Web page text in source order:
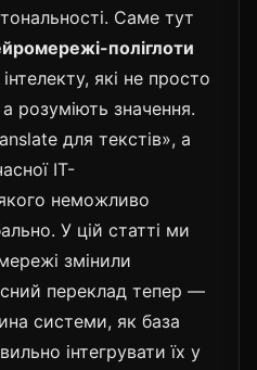
Саме тут
поліглоти
які не просто
розуміють значення.
для текстів», а
IT-
неможливо
У цій статті ми
змінили
переклад тепер —
системи, як база
інтегрувати їх у